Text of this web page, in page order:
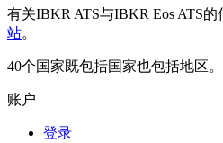
有关IBKR ATS与IBKR Eos ATS的
站。
40个国家既包括国家也包括地区。
账户
登录